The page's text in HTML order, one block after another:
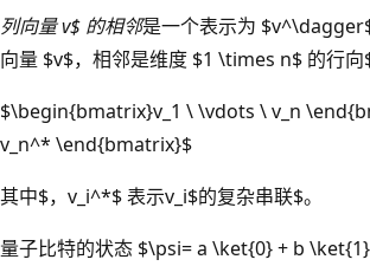
列向量 v$ 的相邻是一个表示为
向量 $v$，相邻是维度 $1 \times n$ 的行向$
$\begin{bmatrix}v_1 \ \vdots \ v_n
v_n^* \end{bmatrix}$
其中$，v_i^*$ 表示v_i$的复杂串联$。
量子比特的状态 $\psi= a \ket{0} + b